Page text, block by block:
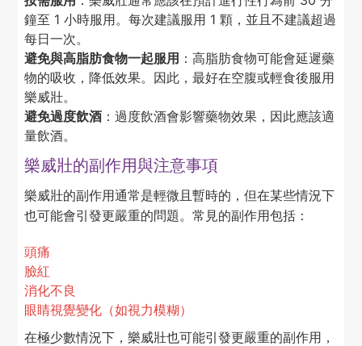
鐘至 1 小時服用。每次建議服用 1 顆，並且不建議超過
每日一次。
避免與高脂肪食物一起服用 ：高脂肪食物可能會延遲藥
物的吸收，降低效果。因此，最好在空腹或輕食後服用
樂威壯。
避免過度飲酒 ：過度飲酒會影響藥物效果，因此應該適
量飲酒。
樂威壯的副作用與注意事項
樂威壯的副作用通常是輕微且暫時的，但在某些情況下
也可能會引發更嚴重的問題。常見的副作用包括：
頭痛
臉紅
消化不良
眼睛視覺變化（如視力模糊）
在極少數情況下，樂威壯也可能引發更嚴重的副作用，